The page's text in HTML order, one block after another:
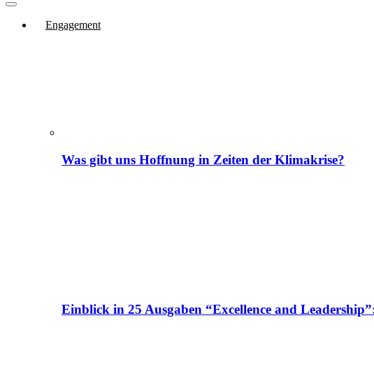
Engagement
Was gibt uns Hoffnung in Zeiten der Klimakrise?
Einblick in 25 Ausgaben “Excellence and